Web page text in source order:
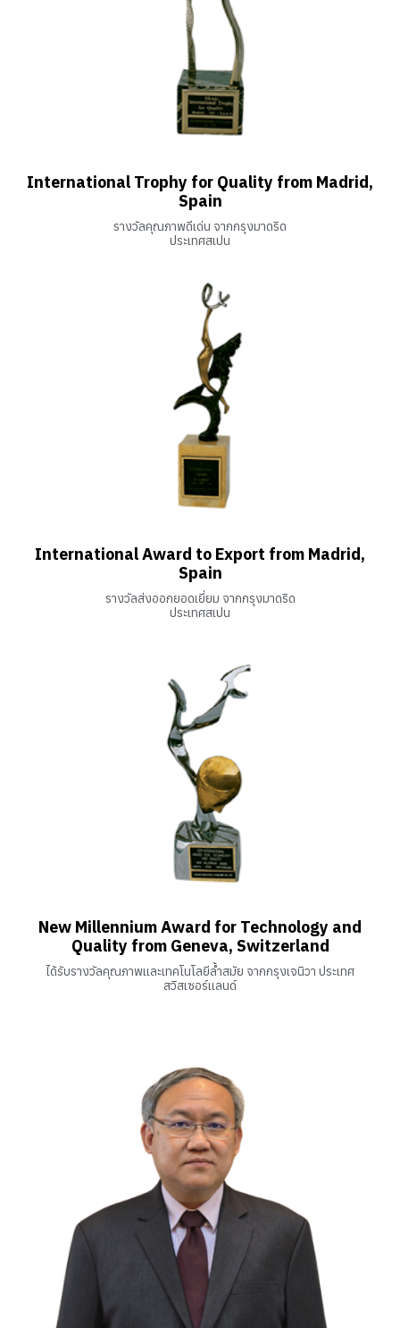
International Trophy for Quality from Madrid,
Spain
รางวัลคุณภาพดีเด่น จากกรุงมาดริด
ประเทศสเปน
International Award to Export from Madrid,
Spain
รางวัลส่งออกยอดเยี่ยม จากกรุงมาดริด
ประเทศสเปน
New Millennium Award for Technology and
Quality from Geneva, Switzerland
ได้รับรางวัลคุณภาพและเทคโนโลยีล้ำสมัย จากกรุงเจนิวา ประเทศ
สวิสเซอร์แลนด์